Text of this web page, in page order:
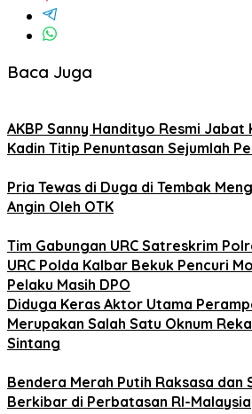
Baca Juga
AKBP Sanny Handityo Resmi Jabat
Kadin Titip Penuntasan Sejumlah
Pria Tewas di Duga di Tembak
Angin Oleh OTK
Tim Gabungan URC Satreskrim
URC Polda Kalbar Bekuk Pencuri
Pelaku Masih DPO
Diduga Keras Aktor Utama
Merupakan Salah Satu Oknum
Sintang
Bendera Merah Putih Raksasa dan
Berkibar di Perbatasan RI-Malaysia